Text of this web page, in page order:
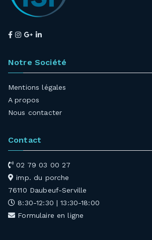
Notre Société
Mentions légales
A propos
Nous contacter
Contact
02 79 03 00 27
imp. du porche
76110 Daubeuf-Serville
8:30-12:30 | 13:30-18:00
Formulaire en ligne